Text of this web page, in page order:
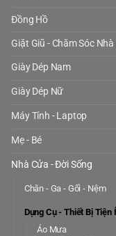
Đồng Hồ
Giặt Giũ - Chăm Sóc Nhà
Giày Dép Nam
Giày Dép Nữ
Máy Tính - Laptop
Mẹ - Bé
Nhà Cửa - Đời Sống
Chăn - Ga - Gối - Nệm
Dụng Cụ - Thiết Bị Tiện
Áo Mưa